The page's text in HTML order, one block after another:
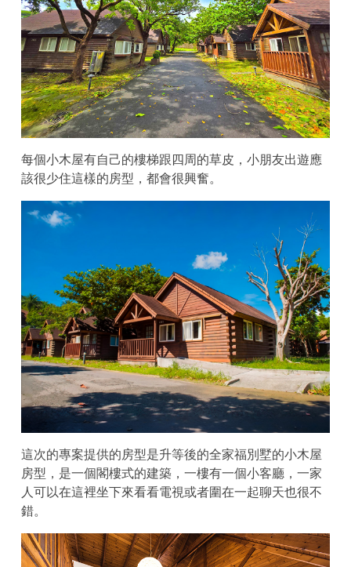
每個小木屋有自己的樓梯跟四周的草皮，小朋友出遊應
該很少住這樣的房型，都會很興奮。
這次的專案提供的房型是升等後的全家福別墅的小木屋
房型，是一個閣樓式的建築，一樓有一個小客廳，一家
人可以在這裡坐下來看看電視或者圍在一起聊天也很不
錯。